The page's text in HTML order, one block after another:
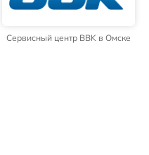
Сервисный центр BBK в Омске